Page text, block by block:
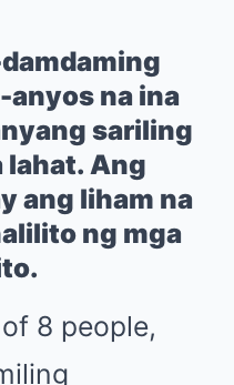
anyos na ina
sariling
lahat. Ang
ang liham na
ng mga